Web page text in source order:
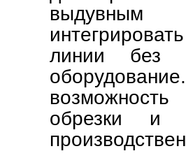
выдувным
линии без
обрезки и